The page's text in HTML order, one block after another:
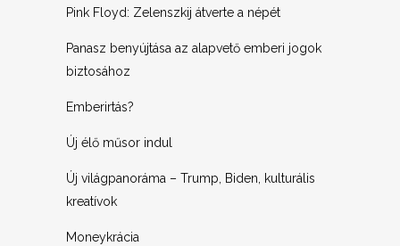
Pink Floyd: Zelenszkij átverte a népét
Panasz benyújtása az alapvető emberi jogok
biztosához
Emberirtás?
Új élő műsor indul
Új világpanoráma – Trump, Biden, kulturális
kreatívok
Moneykrácia